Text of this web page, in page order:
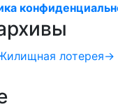
лотерея→